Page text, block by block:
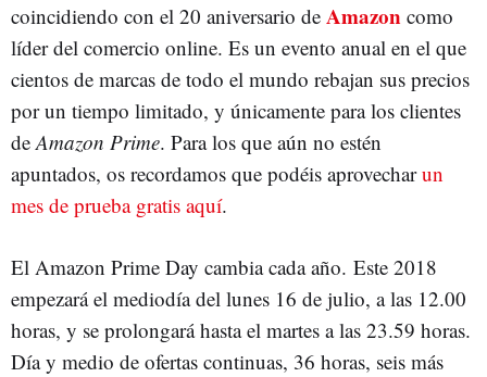
coincidiendo con el 20 aniversario de Amazon como
líder del comercio online. Es un evento anual en el que
cientos de marcas de todo el mundo rebajan sus precios
por un tiempo limitado, y únicamente para los clientes
deAmazon Prime. Para los que aún no estén
apuntados, os recordamos que podéis aprovecharun
mes de prueba gratis aquí.
El Amazon Prime Day cambia cada año. Este 2018
empezará el mediodía del lunes 16 de julio, a las 12.00
horas, y se prolongará hasta el martes a las 23.59 horas.
Día y medio de ofertas continuas, 36 horas, seis más